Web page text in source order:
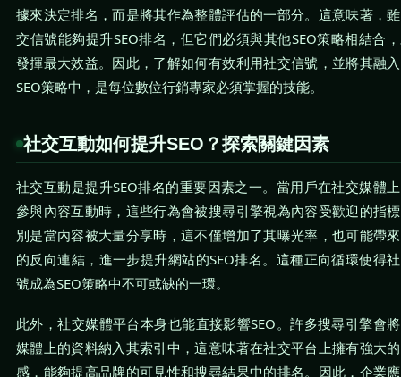
據來決定排名，而是將其作為整體評估的一部分。這意味著，
交信號能夠提升SEO排名，但它們必須與其他SEO策略相結合
發揮最大效益。因此，了解如何有效利用社交信號，並將其融
SEO策略中，是每位數位行銷專家必須掌握的技能。
社交互動如何提升SEO？探索關鍵因素
社交互動是提升SEO排名的重要因素之一。當用戶在社交媒體
參與內容互動時，這些行為會被搜尋引擎視為內容受歡迎的指
別是當內容被大量分享時，這不僅增加了其曝光率，也可能帶
的反向連結，進一步提升網站的SEO排名。這種正向循環使得
號成為SEO策略中不可或缺的一環。
此外，社交媒體平台本身也能直接影響SEO。許多搜尋引擎會
媒體上的資料納入其索引中，這意味著在社交平台上擁有強大
感，能夠提高品牌的可見性和搜尋結果中的排名。因此，企業